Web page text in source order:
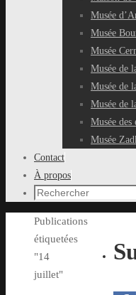
Musée
Musée
Musée
Musée de
Musée de
Musée de
Musée des
Musée
Contact
À propos
Recherche
:
Accueil
Publications
étiquetées
"14
juillet"